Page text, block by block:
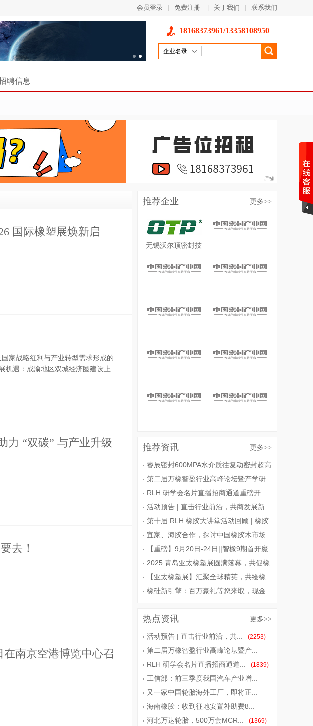
会员登录 免费注册 关于我们 联系我们
18168373961/13358108950
企业名录
聘信息
国际橡塑展焕新启
国家战略红利与产业转型需求形成的
机遇：成渝地区双城经济圈建设上
力 “双碳” 与产业升级
去！
在南京空港博览中心召
推荐企业 更多>>
无锡沃尔顶密封技
推荐资讯 更多>>
睿辰密封600MPA水介质往复动密封超高
压密封件通过用户测试
第二届万橡智盈行业高峰论坛暨产学研
融合创新大会圆满落幕，RLH 橡胶研学会
全程赋能记录
RLH 研学会名片直播招商通道重磅开
启！助力企业闪耀 2025 上海汽配展
活动预告 | 直击行业前沿，共商发展新
局！
第十届 RLH 橡胶大讲堂活动回顾 | 橡胶
人的知识盛宴与行业新篇
宜家、海胶合作，探讨中国橡胶木市场
【重磅】9月20日-24日||智橡9期首开魔
都+13位橡胶配方专家齐聚上海+全新课程
+硬核干货+报名
2025 青岛亚太橡塑展圆满落幕，共促橡
塑产业创新发展
【亚太橡塑展】汇聚全球精英，共绘橡
塑发展新篇章！
橡硅新引擎：百万豪礼等您来取，现金
太橡塑展暨上下供应链一站式采购
热点资讯 更多>>
活动预告 | 直击行业前沿，共... (2253)
第二届万橡智盈行业高峰论坛暨产...
(1898)
RLH 研学会名片直播招商通道... (1839)
工信部：前三季度我国汽车产业增...
(1653)
又一家中国轮胎海外工厂，即将正...
(1617)
海南橡胶：收到征地安置补助费8...
(1398)
河北万达轮胎，500万套MCR... (1369)